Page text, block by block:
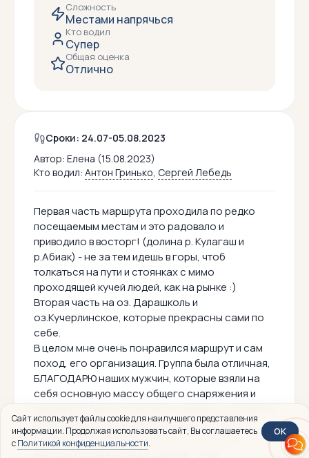
Сложность
Местами напрячься
Кто водил
Супер
Общая оценка
Отлично
Сроки: 24.07-05.08.2023
Автор: Елена (15.08.2023)
Кто водил: Антон Гринько, Сергей Лебедь
Первая часть маршрута проходила по редко
посещаемым местам и это радовало и
приводило в восторг! (долина р. Кулагаш и
р.Абиак) - не за тем идешь в горы, чтоб
толкаться на пути и стоянках с мимо
проходящей кучей людей, как на рынке :)
Вторая часть на оз. Дарашколь и
оз.Кучерлинское, которые прекрасны сами по
себе.
В целом мне очень понравился маршрут и сам
поход, его организация. Группа была отличная,
БЛАГОДАРЮ наших мужчин, которые взяли на
себя основную массу общего снаряжения и
девушки в группе наверное не осилили бы
поход. Также отдельно благодарю наших
инструкторов Антона и Сергея - у них
Сайт использует файлы cookie для наилучшего представления
информации. Продолжая использовать сайт, Вы соглашаетесь
сПолитикой конфиденциальности.
OK